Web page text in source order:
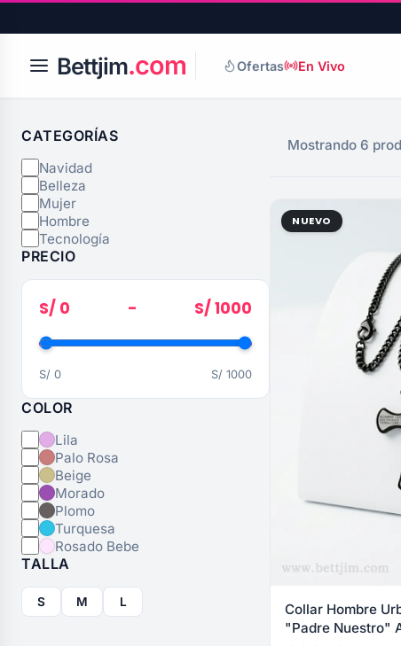
Bettjim.com Ofertas En Vivo
CATEGORÍAS
Navidad
Belleza
Mujer
Hombre
Tecnología
PRECIO
S/ 0 - S/ 1000
S/ 0 S/ 1000
COLOR
Lila
Palo Rosa
Beige
Morado
Plomo
Turquesa
Rosado Bebe
TALLA
S M L
Mostrando 6
NUEVO
Collar Hombre
"Padre Nuestro"